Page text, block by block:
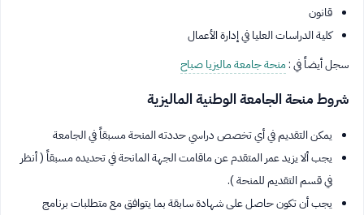
قانون
كلية الدراسات العليا في إدارة الأعمال
سجل أيضاً في :منحة جامعة ماليزيا صباح
شروط منحة الجامعة الوطنية الماليزية
يمكن التقديم في أي تخصص دراسي حددته المنحة مسبقاً في الجامعة
يجب ألا يزيد عمر المتقدم عن ماقامت الجهة المانحة في تحديده مسبقاً ( أنظر
في قسم التقديم للمنحة ).
يجب أن تكون حاصل على شهادة سابقة بما يتوافق مع متطلبات برنامج